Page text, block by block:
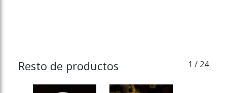
Resto de productos 1 / 24